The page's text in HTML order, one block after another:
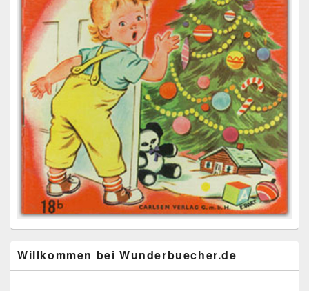
Willkommen bei Wunderbuecher.de